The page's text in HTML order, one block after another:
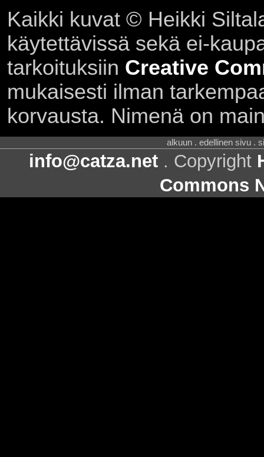
Kaikki kuvat © Heikki
käytettävissä sekä ei-
tarkoituksiin Creative
mukaisesti ilman
korvausta. Nimenä on
alkuun . edellinen sivu .
info@catza.net . Copyright
Commons